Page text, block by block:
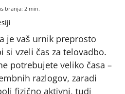
branja: 2 min.
je vaš urnik preprosto
si vzeli čas za telovadbo.
potrebujete veliko časa –
razlogov, zaradi
fizično aktivni, tudi